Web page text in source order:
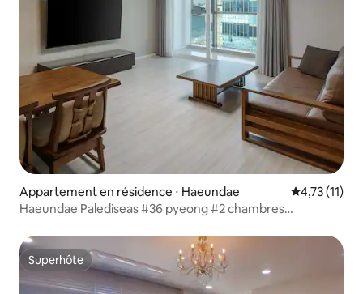
Appartement en résidence ⋅ Haeundae Évaluation
4,73 (11)
Haeundae Palediseas #36 pyeong #2 chambres
#Hébergement familial #Famille #PMS2
Superhôte
Superhôte